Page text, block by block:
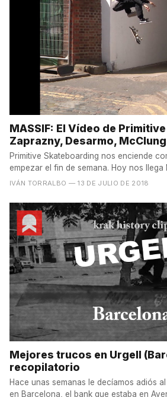
MASSIF: El Vídeo de
Zaprazny, Desarmo,
Primitive Skateboarding nos enciende
empezar el fin de semana. Hoy nos llega
IVÁN TORRALBO — 13 DE JULIO DE 2018
Mejores trucos en Urgell
recopilatorio
Hace unas semanas le decíamos adiós al
en Barcelona, el bank que estaba en